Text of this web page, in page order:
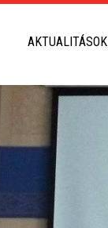
AKTUALITÁSOK